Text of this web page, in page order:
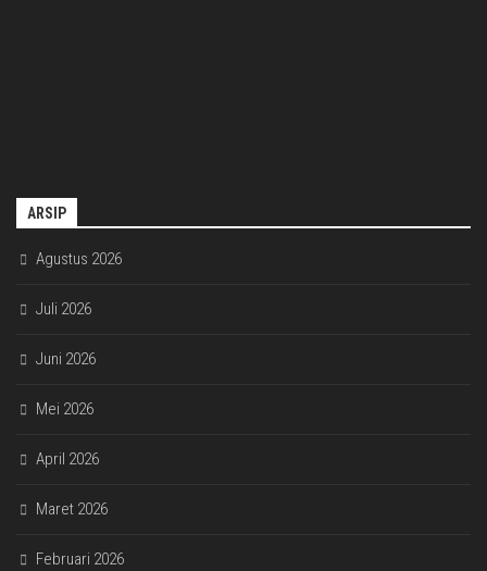
ARSIP
Agustus 2026
Juli 2026
Juni 2026
Mei 2026
April 2026
Maret 2026
Februari 2026